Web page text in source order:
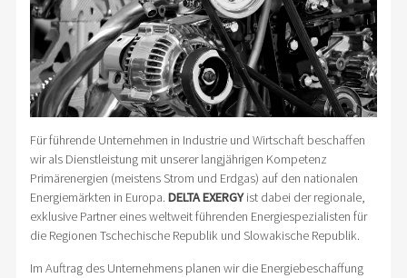
Für führende Unternehmen in Industrie und Wirtschaft beschaffen
wir als Dienstleistung mit unserer langjährigen Kompetenz
Primärenergien (meistens Strom und Erdgas) auf den nationalen
Energiemärkten in Europa. DELTA EXERGYist dabei der regionale,
exklusive Partner eines weltweit führenden Energiespezialisten für
die Regionen Tschechische Republik und Slowakische Republik.
Im Auftrag des Unternehmens planen wir die Energiebeschaffung